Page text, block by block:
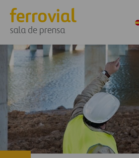
sala de prensa